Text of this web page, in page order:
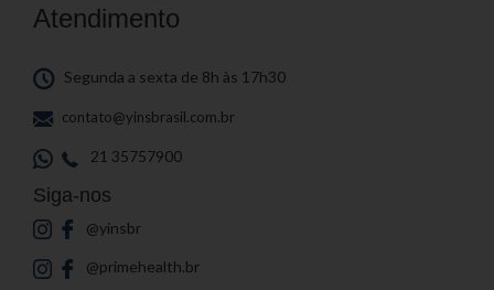
Atendimento
Segunda a sexta de 8h às 17h30
contato@yinsbrasil.com.br
21 35757900
Siga-nos
@yinsbr
@primehealth.br